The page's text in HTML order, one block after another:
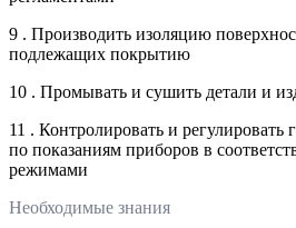
9 . Производить изоляцию
подлежащих покрытию
10 . Промывать и сушить детали и
11 . Контролировать и регулировать
по показаниям приборов в
режимами
Необходимые знания